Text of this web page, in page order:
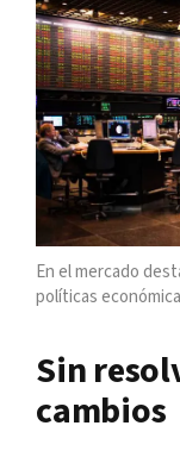
En el mercado
políticas
Sin
cambios